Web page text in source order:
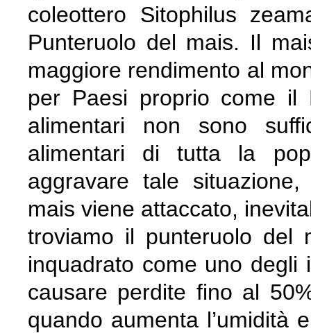
coleottero Sitophilus
Punteruolo del mais. Il
maggiore rendimento al
per Paesi proprio come il
alimentari non sono
alimentari di tutta la
aggravare tale
mais viene attaccato,
troviamo il punteruolo del
inquadrato come uno
causare perdite fino al
quando aumenta l’umidità